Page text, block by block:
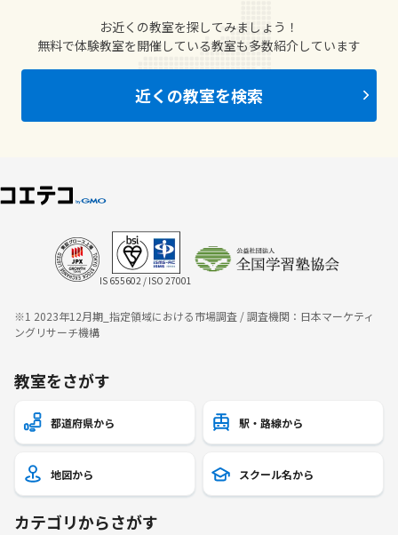
お近くの教室を探してみましょう！
無料で体験教室を開催している教室も多数紹介しています
近くの教室を検索
IS 655602 / ISO 27001
※1 2023年12月期_指定領域における市場調査 / 調査機関：日本マーケティ
ングリサーチ機構
教室をさがす
都道府県から 駅・路線から
地図から スクール名から
カテゴリからさがす